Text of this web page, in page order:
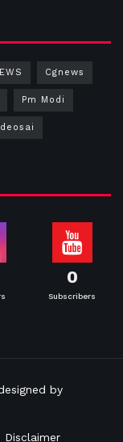
Cgnews
Pm Modi
0
Subscribers
by
Disclaimer